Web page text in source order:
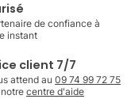
de confiance à
instant
client 7/7
attend au 09 74 99 72 75
centre d'aide